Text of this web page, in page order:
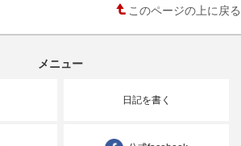
このページの上に戻る
メニュー
日記を書く